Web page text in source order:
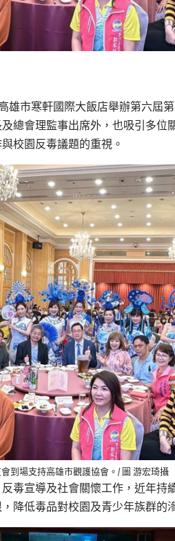
雄市寒軒國際大飯店舉辦第六屆
總會理監事出席外，也吸引多位
校園反毒議題的重視。
到場支持高雄市觀護協會。/ 圖 游宏琦攝
毒宣導及社會關懷工作，近年持
降低毒品對校園及青少年族群的